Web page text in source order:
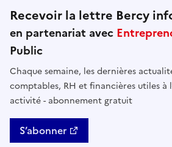
Recevoir la lettre Bercy
en partenariat avec
Public
Chaque semaine, les dernières
comptables, RH et financières utiles à
activité - abonnement gratuit
S’abonner